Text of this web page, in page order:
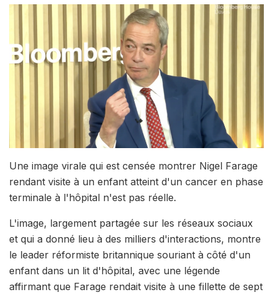
Une image virale qui est censée montrer Nigel Farage
rendant visite à un enfant atteint d'un cancer en phase
terminale à l'hôpital n'est pas réelle.
L'image, largement partagée sur les réseaux sociaux
et qui a donné lieu à des milliers d'interactions, montre
le leader réformiste britannique souriant à côté d'un
enfant dans un lit d'hôpital, avec une légende
affirmant que Farage rendait visite à une fillette de sept